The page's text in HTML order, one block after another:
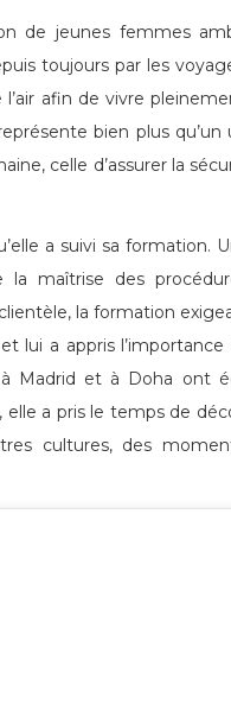
de jeunes femmes
toujours par les
afin de vivre
bien plus
celle d’assurer la
a suivi sa formation.
la maîtrise des
la formation
lui a appris
à Madrid et à Doha ont
a pris le temps de
cultures, des